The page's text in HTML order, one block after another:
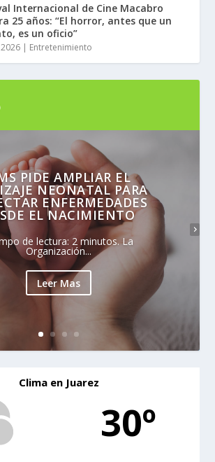
Internacional de Cine Macabro
25 años: “El horror, antes que un
es un oficio”
| Entretenimiento
PIDE AMPLIAR EL
NEONATAL PARA
ENFERMEDADES
EL NACIMIENTO
de lectura: 2 minutos. La
Organización...
Leer Mas
Clima en Juarez
30º